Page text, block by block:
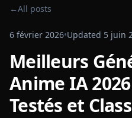
←All posts
6 février 2026•Updated 5 juin
Meilleurs
Anime IA
Testés et